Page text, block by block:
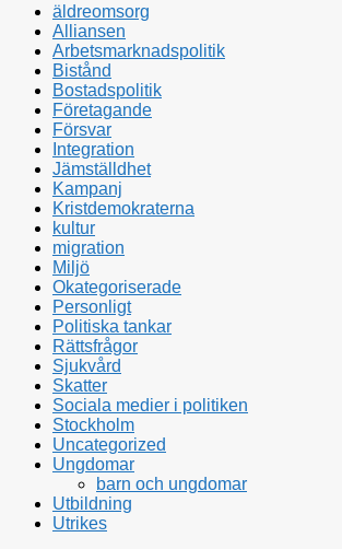
äldreomsorg
Alliansen
Arbetsmarknadspolitik
Bistånd
Bostadspolitik
Företagande
Försvar
Integration
Jämställdhet
Kampanj
Kristdemokraterna
kultur
migration
Miljö
Okategoriserade
Personligt
Politiska tankar
Rättsfrågor
Sjukvård
Skatter
Sociala medier i politiken
Stockholm
Uncategorized
Ungdomar
barn och ungdomar
Utbildning
Utrikes